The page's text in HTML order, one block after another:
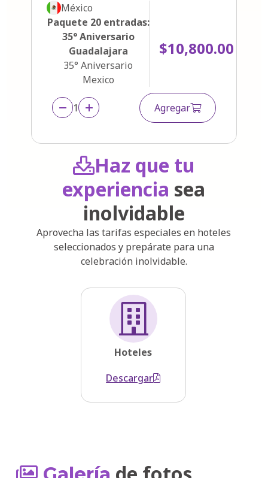
México
Paquete 20 entradas:
35° Aniversario
Guadalajara
35° Aniversario
Mexico
$10,800.00
1 Agregar
Haz que tu
experiencia sea
inolvidable
Aprovecha las tarifas especiales en hoteles
seleccionados y prepárate para una
celebración inolvidable.
Hoteles
Descargar